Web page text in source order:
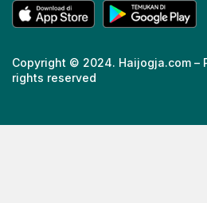
Copyright © 2024. Haijogja.com –
rights reserved